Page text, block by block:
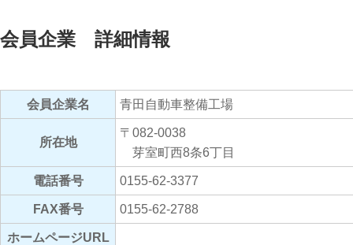
会員企業 詳細情報
会員企業名 青田自動車整備工場
所在地
〒082-0038
芽室町西8条6丁目
電話番号 0155-62-3377
FAX番号 0155-62-2788
ホームページURL